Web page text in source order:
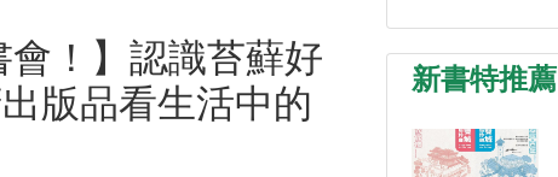
會！】認識苔蘚好
版品看生活中的
新書特推薦